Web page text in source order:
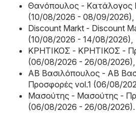
Θανόπουλος - Kατάλογος
(10/08/2026 - 08/09/2026),
Discount Markt - Discount
(10/08/2026 - 14/08/2026),
ΚΡΗΤΙΚΟΣ - ΚΡΗΤΙΚΟΣ -
(06/08/2026 - 26/08/2026),
ΑΒ Βασιλόπουλος - ΑΒ
Προσφορές vol.1 (06/08/
Μασούτης - Μασούτης -
(06/08/2026 - 26/08/2026).